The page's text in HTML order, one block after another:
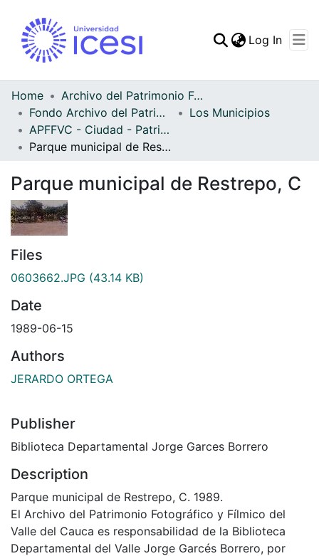
Statistics
Log In
Home
Archivo del Patrimonio Fotográfico y Fílmico del Valle del Cauca
Fondo Archivo del Patrimonio Fotográfico y Fílmico del Valle del Cauca
Los Municipios
APFFVC - Ciudad - Patrimonial
Parque municipal de Restrepo, C
Parque municipal de Restrepo, C
Files
0603662.JPG (43.14 KB)
Date
1989-06-15
Authors
JERARDO ORTEGA
Publisher
Biblioteca Departamental Jorge Garces Borrero
Description
Parque municipal de Restrepo, C. 1989.
El Archivo del Patrimonio Fotográfico y Fílmico del
Valle del Cauca es responsabilidad de la Biblioteca
Departamental del Valle Jorge Garcés Borrero, por